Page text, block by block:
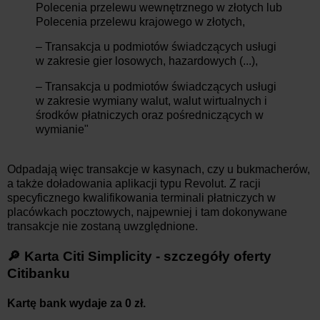
Polecenia przelewu wewnętrznego w złotych lub
Polecenia przelewu krajowego w złotych,
– Transakcja u podmiotów świadczących usługi
w zakresie gier losowych, hazardowych (...),
– Transakcja u podmiotów świadczących usługi
w zakresie wymiany walut, walut wirtualnych i
środków płatniczych oraz pośredniczących w
wymianie"
Odpadają więc transakcje w kasynach, czy u bukmacherów,
a także doładowania aplikacji typu Revolut. Z racji
specyficznego kwalifikowania terminali płatniczych w
placówkach pocztowych, najpewniej i tam dokonywane
transakcje nie zostaną uwzględnione.
🔎 Karta Citi Simplicity - szczegóły oferty
Citibanku
Kartę bank wydaje za 0 zł.